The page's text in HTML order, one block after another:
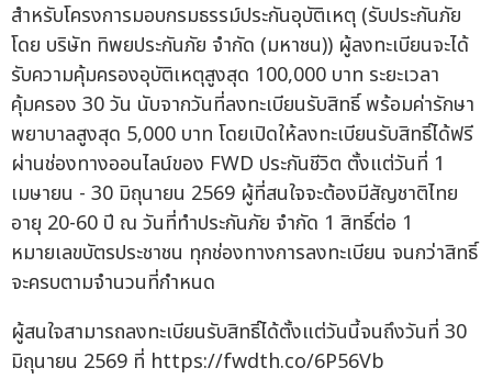
สำหรับโครงการมอบกรมธรรม์ประกันอุบัติเหตุ (รับประกันภัย
โดย บริษัท ทิพยประกันภัย จำกัด (มหาชน)) ผู้ลงทะเบียนจะได้
รับความคุ้มครองอุบัติเหตุสูงสุด 100,000 บาท ระยะเวลา
คุ้มครอง 30 วัน นับจากวันที่ลงทะเบียนรับสิทธิ์ พร้อมค่ารักษา
พยาบาลสูงสุด 5,000 บาท โดยเปิดให้ลงทะเบียนรับสิทธิ์ได้ฟรี
ผ่านช่องทางออนไลน์ของ FWD ประกันชีวิต ตั้งแต่วันที่ 1
เมษายน - 30 มิถุนายน 2569 ผู้ที่สนใจจะต้องมีสัญชาติไทย
อายุ 20-60 ปี ณ วันที่ทำประกันภัย จำกัด 1 สิทธิ์ต่อ 1
หมายเลขบัตรประชาชน ทุกช่องทางการลงทะเบียน จนกว่าสิทธิ์
จะครบตามจำนวนที่กำหนด
ผู้สนใจสามารถลงทะเบียนรับสิทธิ์ได้ตั้งแต่วันนี้จนถึงวันที่ 30
มิถุนายน 2569 ที่ https://fwdth.co/6P56Vb